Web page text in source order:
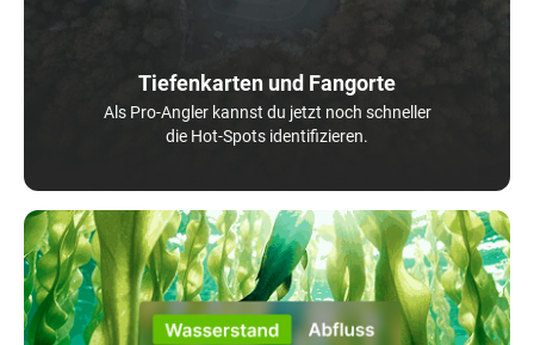
Tiefenkarten und Fangorte
Als Pro-Angler kannst du jetzt noch schneller
die Hot-Spots identifizieren.